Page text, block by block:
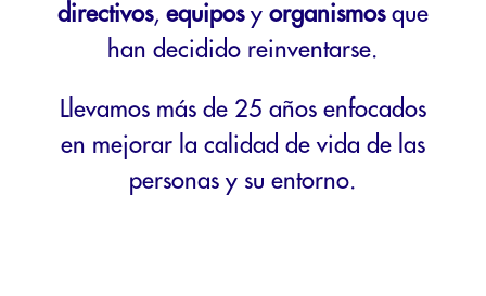
directivos, equiposy organismosque
han decidido reinventarse.
Llevamos más de 25 años enfocados
en mejorar la calidad de vida de las
personas y su entorno.